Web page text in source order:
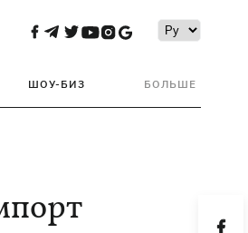
ШОУ-БИЗ БОЛЬШЕ